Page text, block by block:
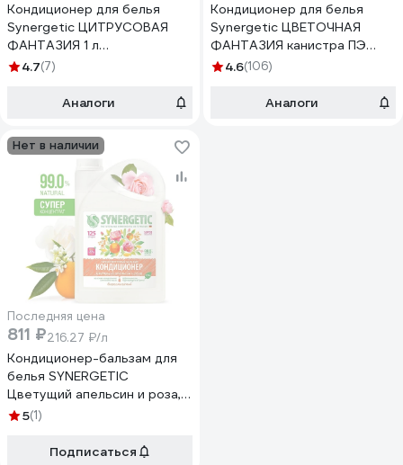
Кондиционер для белья
Synergetic ЦИТРУСОВАЯ
ФАНТАЗИЯ 1 л
4623722258212 110105/8
4.7(7)
Аналоги
Кондиционер для белья
Synergetic ЦВЕТОЧНАЯ
ФАНТАЗИЯ канистра ПЭ
2.75 л 4623722339836
4.6(106)
Аналоги
Нет в наличии
Последняя цена
811 ₽216.27 ₽/л
Кондиционер-бальзам для
белья SYNERGETIC
Цветущий апельсин и роза,
концентрат, 3.75 л 608026
5(1)
Подписаться